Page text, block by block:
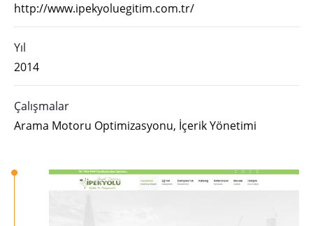
http://www.ipekyoluegitim.com.tr/
Yıl
2014
Çalışmalar
Arama Motoru Optimizasyonu, İçerik Yönetimi